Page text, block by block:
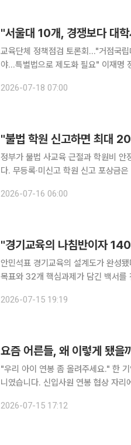
"서울대 10개, 경쟁보다 대
교육단체 정책점검 토론회…"거점국
야…특별법으로 제도화 필요" 이재명 정부의 핵심 국정과제인 '서울대 10개 만들기' 정책이 일부 거
적이 나왔다. 전문가들은 정권에 따
2026-07-18 07:00
"불법 학원 신고하면 최대
정부가 불법 사교육 근절과 학원비 안
다. 무등록·미신고 학원 신고 포상금
및 과외교습에 관한 법률 시행규칙'
2026-07-16 06:00
안민석표 경기교육의 설계도가 완성됐다. 안민석 경기도교육감은 15일 인수위원회로부터
목표와 32개 핵심과제가 담긴 백서
사진을 갖게 됐다. 15일 이
2026-07-15 19:19
요즘 어른들, 왜 이렇게 됐
"우리 아이 연봉 좀 올려주세요." 한 기업 인사담당자 앞에 나타난 건 신입사원이 아니라 그의 어머
니였습니다. 신입사원 연봉 협상 자
고 있습니다. 대학생 자녀의 성적에
2026-07-15 17:12